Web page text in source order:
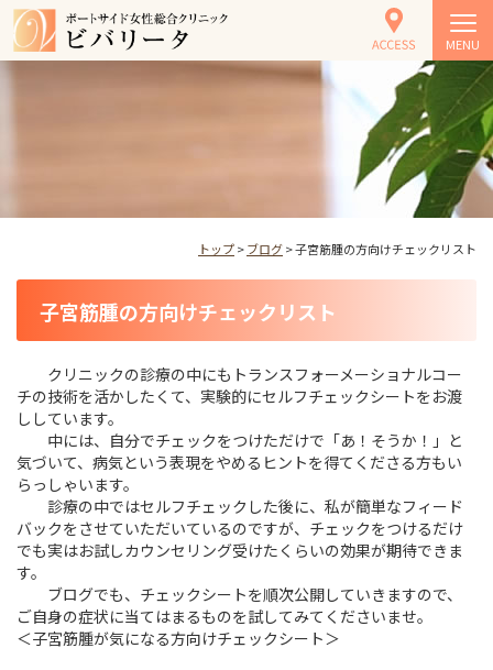
MENU
トップ>ブログ> 子宮筋腫の方向けチェックリスト
子宮筋腫の方向けチェックリスト
クリニックの診療の中にもトランスフォーメーショナルコー
チの技術を活かしたくて、実験的にセルフチェックシートをお渡
ししています。
中には、自分でチェックをつけただけで「あ！そうか！」と
気づいて、病気という表現をやめるヒントを得てくださる方もい
らっしゃいます。
診療の中ではセルフチェックした後に、私が簡単なフィード
バックをさせていただいているのですが、チェックをつけるだけ
でも実はお試しカウンセリング受けたくらいの効果が期待できま
す。
ブログでも、チェックシートを順次公開していきますので、
ご自身の症状に当てはまるものを試してみてくださいませ。
＜子宮筋腫が気になる方向けチェックシート＞